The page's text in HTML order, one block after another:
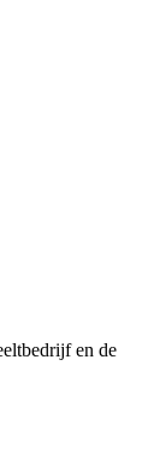
en de